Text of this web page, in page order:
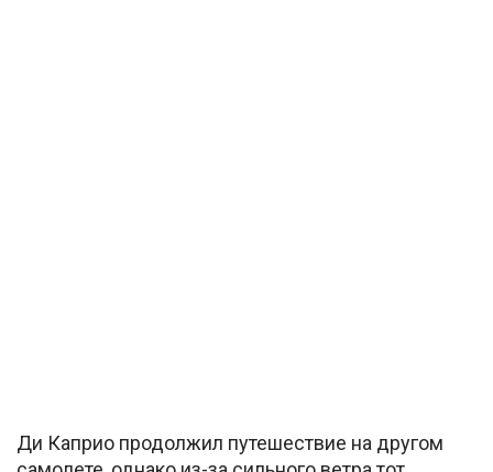
Ди Каприо продолжил путешествие на другом